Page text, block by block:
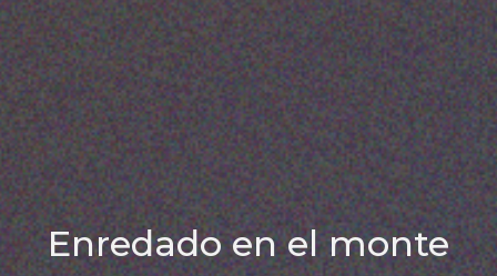
Enredado en el monte